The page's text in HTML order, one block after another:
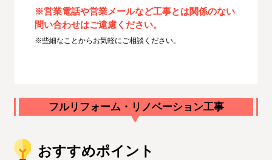
※営業電話や営業メールなど工事とは関係のない
問い合わせはご遠慮ください。
※些細なことからお気軽にご相談ください。
フルリフォーム・リノベーション工事
おすすめポイント